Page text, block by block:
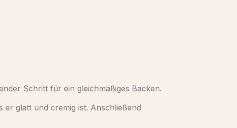
Schritt für ein gleichmäßiges Backen.
glatt und cremig ist. Anschließend